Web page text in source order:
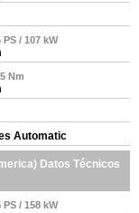
PS / 107 kW
Nm
Automatic
Datos Técnicos
PS / 158 kW